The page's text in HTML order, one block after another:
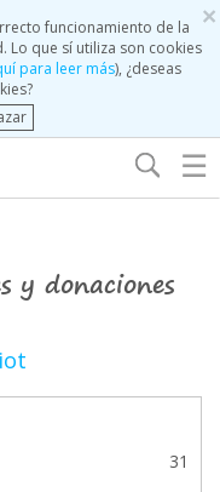
×
funcionamiento de la
Lo que sí utiliza son cookies
para leer más), ¿deseas
☰
y donaciones
31